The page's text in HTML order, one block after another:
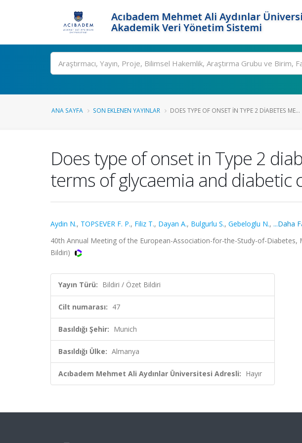
Acıbadem Mehmet Ali Aydınlar
Akademik Veri Yönetim Sistemi
Ara
ANA SAYFA SON EKLENEN YAYINLAR DOES TYPE OF ONSET IN TYPE 2 DIABETES ME...
Does type of onset in Type 2
terms of glycaemia and diabetic
Aydin N., TOPSEVER F. P., Filiz T., Dayan A., Bulgurlu S., Gebeloglu N., ...Daha
40th Annual Meeting of the European-Association-for-the-Study-of-Diabetes,
Bildiri)
Yayın Türü: Bildiri / Özet Bildiri
Cilt numarası: 47
Basıldığı Şehir: Munich
Basıldığı Ülke: Almanya
Acıbadem Mehmet Ali Aydınlar Üniversitesi Adresli: Hayır